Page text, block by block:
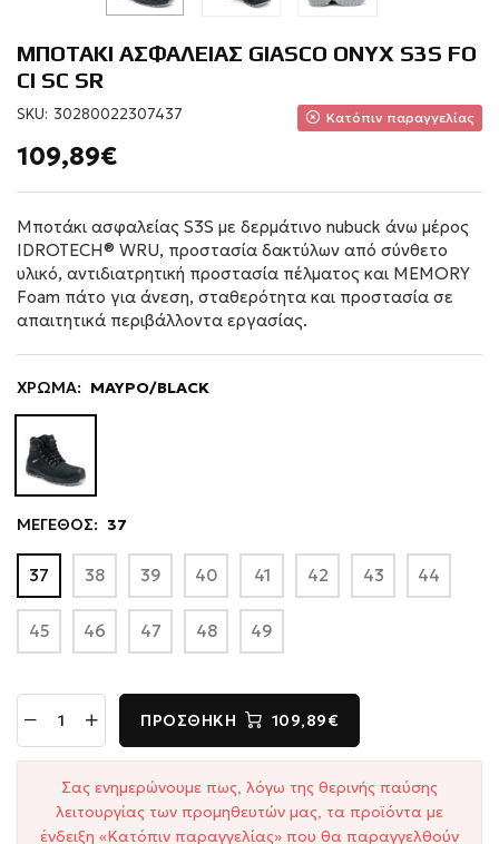
ΜΠΟΤΑΚΙ ΑΣΦΑΛΕΙΑΣ GIASCO ONYX S3S FO
CI SC SR
SKU: 30280022307437 Κατόπιν παραγγελίας
109,89€
Μποτάκι ασφαλείας S3S με δερμάτινο nubuck άνω μέρος
IDROTECH® WRU, προστασία δακτύλων από σύνθετο
υλικό, αντιδιατρητική προστασία πέλματος και MEMORY
Foam πάτο για άνεση, σταθερότητα και προστασία σε
απαιτητικά περιβάλλοντα εργασίας.
ΧΡΩΜΑ: ΜΑΥΡΟ/BLACK
ΜΕΓΕΘΟΣ: 37
37 38 39 40 41 42 43 44
45 46 47 48 49
ΠΡΟΣΘΉΚΗ 109,89€
Σας ενημερώνουμε πως, λόγω της θερινής παύσης
λειτουργίας των προμηθευτών μας, τα προϊόντα με
ένδειξη «Κατόπιν παραγγελίας» που θα παραγγελθούν